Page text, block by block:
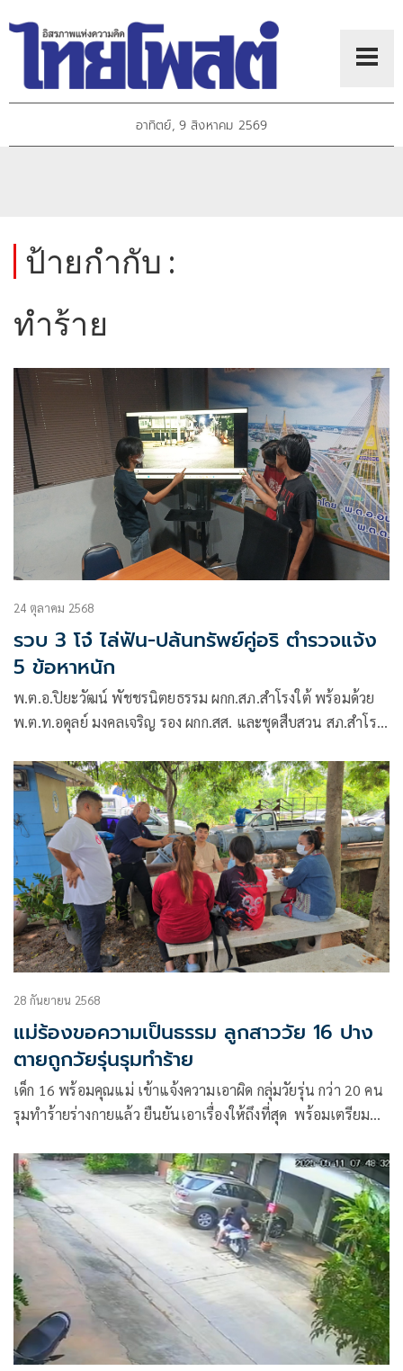
อาทิตย์, 9 สิงหาคม 2569
ป้ายกำกับ :
ทำร้าย
24 ตุลาคม 2568
รวบ 3 โจ๋ ไล่ฟัน-ปล้นทรัพย์คู่อริ ตำรวจแจ้ง
5 ข้อหาหนัก
พ.ต.อ.ปิยะวัฒน์ พัชชรนิตยธรรม ผกก.สภ.สำโรงใต้ พร้อมด้วย
พ.ต.ท.อดุลย์ มงคลเจริญ รอง ผกก.สส. และชุดสืบสวน สภ.สำโรง
28 กันยายน 2568
แม่ร้องขอความเป็นธรรม ลูกสาววัย 16 ปาง
ตายถูกวัยรุ่นรุมทำร้าย
เด็ก 16 พร้อมคุณแม่ เข้าแจ้งความเอาผิด กลุ่มวัยรุ่น กว่า 20 คน
รุมทำร้ายร่างกายแล้ว ยืนยันเอาเรื่องให้ถึงที่สุด พร้อมเตรียม
ซ้ำ ขณะที่คู่กรณีเดินทางเข้าพบตำรวจแล้ว